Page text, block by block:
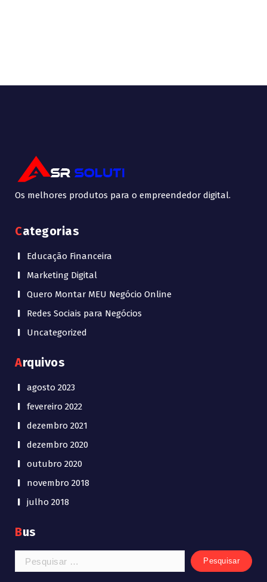
Os melhores produtos para o empreendedor digital.
Categorias
Educação Financeira
Marketing Digital
Quero Montar MEU Negócio Online
Redes Sociais para Negócios
Uncategorized
Arquivos
agosto 2023
fevereiro 2022
dezembro 2021
dezembro 2020
outubro 2020
novembro 2018
julho 2018
Bus